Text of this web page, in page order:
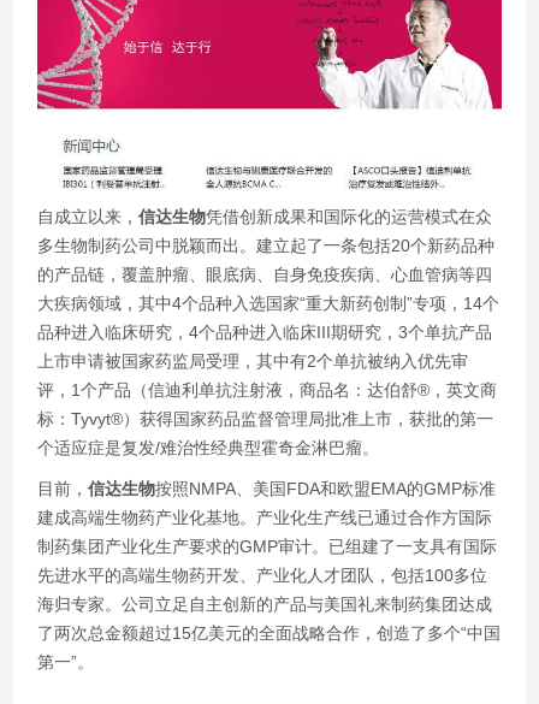
自成立以来，信达生物凭借创新成果和国际化的运营模式在众
多生物制药公司中脱颖而出。建立起了一条包括20个新药品种
的产品链，覆盖肿瘤、眼底病、自身免疫疾病、心血管病等四
大疾病领域，其中4个品种入选国家“重大新药创制”专项，14个
品种进入临床研究，4个品种进入临床III期研究，3个单抗产品
上市申请被国家药监局受理，其中有2个单抗被纳入优先审
评，1个产品（信迪利单抗注射液，商品名：达伯舒®，英文商
标：Tyvyt®）获得国家药品监督管理局批准上市，获批的第一
个适应症是复发/难治性经典型霍奇金淋巴瘤。
目前，信达生物按照NMPA、美国FDA和欧盟EMA的GMP标准
建成高端生物药产业化基地。产业化生产线已通过合作方国际
制药集团产业化生产要求的GMP审计。已组建了一支具有国际
先进水平的高端生物药开发、产业化人才团队，包括100多位
海归专家。公司立足自主创新的产品与美国礼来制药集团达成
了两次总金额超过15亿美元的全面战略合作，创造了多个“中国
第一”。